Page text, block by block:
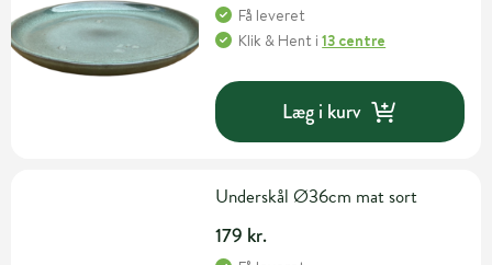
Få leveret
Klik & Hent i13 centre
Læg i kurv
Underskål Ø36cm mat sort
179 kr.